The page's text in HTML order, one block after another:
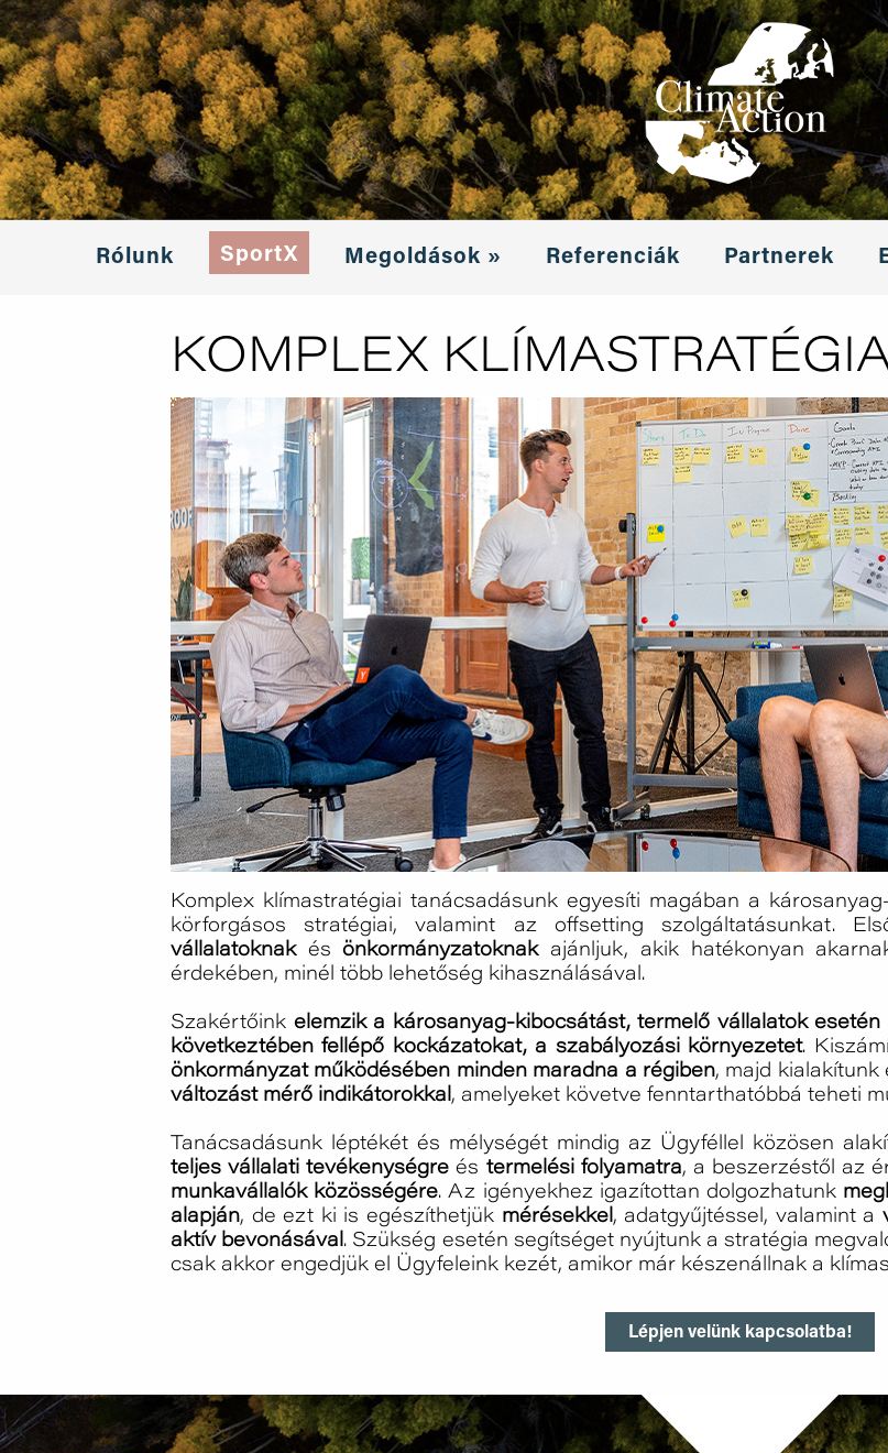
Rólunk SportX Megoldások » Referenciák Partnerek
KOMPLEX
Komplex klímastratégiai tanácsadásunk egyesíti magában a
körforgásos stratégiai, valamint az offsetting szolgáltatásunkat.
vállalatoknakésönkormányzatoknakajánljuk, akik hatékonyan
érdekében, minél több lehetőség kihasználásával.
Szakértőink elemzik a károsanyag-kibocsátást, termelő vállalatok
következtében fellépő kockázatokat, a szabályozási környezetet.
önkormányzat működésében minden maradna a régiben, majd
változást mérő indikátorokkal, amelyeket követve fenntarthatóbbá teheti
Tanácsadásunk léptékét és mélységét mindig az Ügyféllel közösen
teljes vállalati tevékenységre és termelési folyamatra, a beszerzéstől az
munkavállalók közösségére. Az igényekhez igazítottan dolgozhatunk
alapján, de ezt ki is egészíthetjük mérésekkel, adatgyűjtéssel, valamint a
aktív bevonásával. Szükség esetén segítséget nyújtunk a stratégia
csak akkor engedjük el Ügyfeleink kezét, amikor már készenállnak a
Lépjen velünk kapcsolatba!